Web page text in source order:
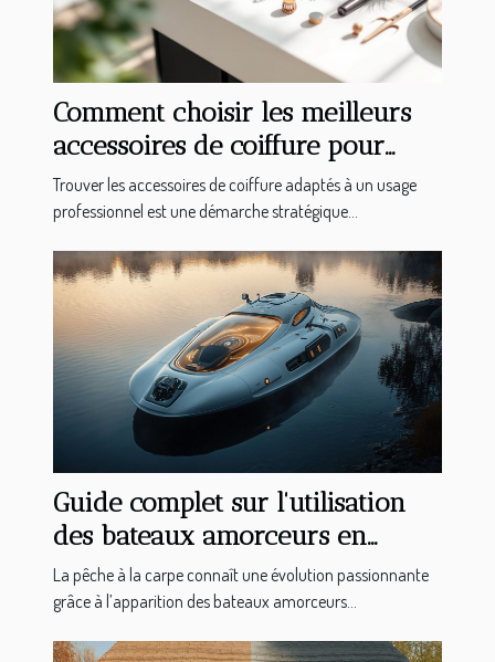
Comment choisir les meilleurs
accessoires de coiffure pour
professionnels ?
Trouver les accessoires de coiffure adaptés à un usage
professionnel est une démarche stratégique...
Guide complet sur l'utilisation
des bateaux amorceurs en
pêche à la carpe
La pêche à la carpe connaît une évolution passionnante
grâce à l’apparition des bateaux amorceurs...